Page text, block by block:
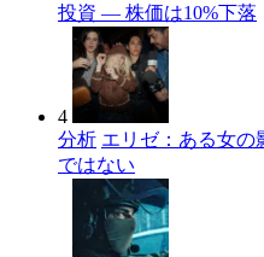
投資 — 株価は10%下落
4
分析 エリゼ：ある女の
ではない